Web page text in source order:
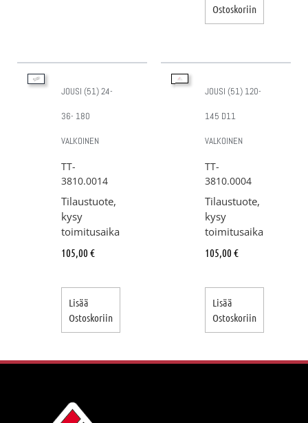
Ostoskoriin
JOUSI (51) 24-
36- 180
VALKOINEN
TT-
3810.0014
Tilaustuote,
kysy
toimitusaika
105,00 €
Lisää
Ostoskoriin
JOUSI (51) 120-
145 D11
VALKOINEN
TT-
3810.0004
Tilaustuote,
kysy
toimitusaika
105,00 €
Lisää
Ostoskoriin